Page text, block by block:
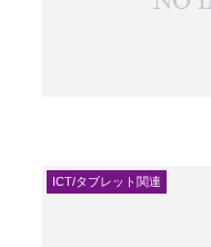
ICT/タブレット関連